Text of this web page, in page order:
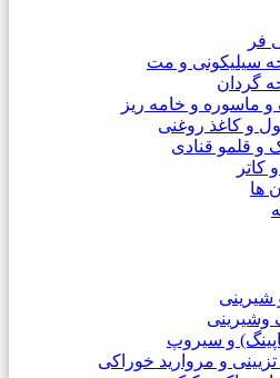
فر
سیلیکونی و مت
گردان
ماسوره و خامه ریز
و کاغذ روغنی
و قلمو قنادی
کاتر
ها
شیرینی
وشیرینی
و سیروپ
و مروارید خوراکی